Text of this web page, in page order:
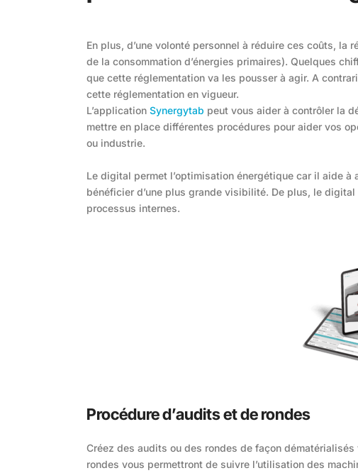
En plus, d’une volonté personnel à réduire ces coûts,
de la consommation d’énergies primaires). Quelques
que cette réglementation va les pousser à agir. A
cette réglementation en vigueur.
L’application Synergytab peut vous aider à contrôler la
mettre en place différentes procédures pour aider vos
ou industrie.
Le digital permet l’optimisation énergétique car il aide
bénéficier d’une plus grande visibilité. De plus, le
processus internes.
Procédure d’audits et de rondes
Créez des audits ou des rondes de façon
rondes vous permettront de suivre l’utilisation des